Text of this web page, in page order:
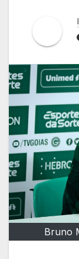
Bruno